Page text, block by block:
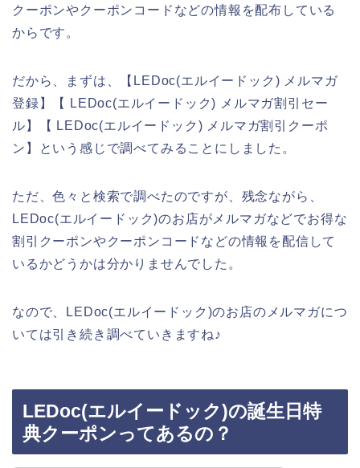
クーポンやクーポンコードなどの情報を配布している
からです。
だから、まずは、【LEDoc(エルイードック) メルマガ
登録】【 LEDoc(エルイードック) メルマガ割引セー
ル】【 LEDoc(エルイードック) メルマガ割引クーポ
ン】という感じで調べてみることにしました。
ただ、色々と検索で調べたのですが、残念ながら、
LEDoc(エルイードック)のお店がメルマガなどでお得な
割引クーポンやクーポンコードなどの情報を配信して
いるかどうかは分かりませんでした。
なので、LEDoc(エルイードック)のお店のメルマガにつ
いては引き続き調べていきますね♪
LEDoc(エルイードック)の誕生日特
典クーポンってあるの？